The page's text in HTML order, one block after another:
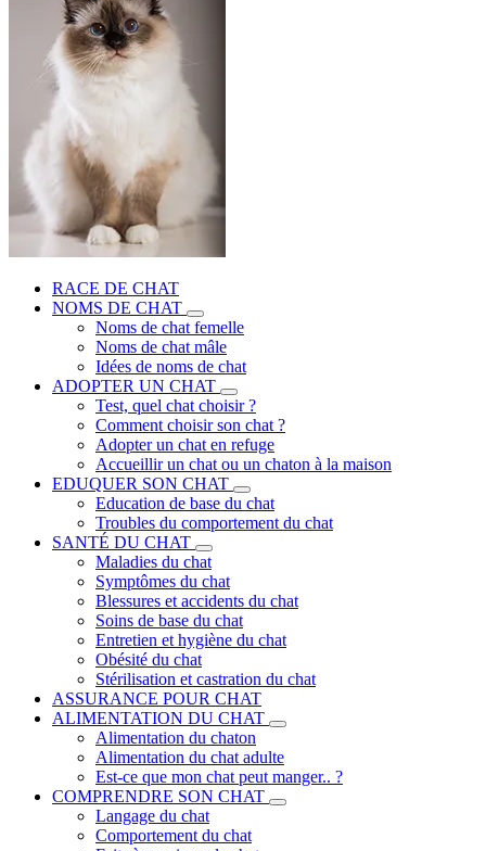
RACE DE CHAT
NOMS DE CHAT
Noms de chat femelle
Noms de chat mâle
Idées de noms de chat
ADOPTER UN CHAT
Test, quel chat choisir ?
Comment choisir son chat ?
Adopter un chat en refuge
Accueillir un chat ou un chaton à la maison
EDUQUER SON CHAT
Education de base du chat
Troubles du comportement du chat
SANTÉ DU CHAT
Maladies du chat
Symptômes du chat
Blessures et accidents du chat
Soins de base du chat
Entretien et hygiène du chat
Obésité du chat
Stérilisation et castration du chat
ASSURANCE POUR CHAT
ALIMENTATION DU CHAT
Alimentation du chaton
Alimentation du chat adulte
Est-ce que mon chat peut manger.. ?
COMPRENDRE SON CHAT
Langage du chat
Comportement du chat